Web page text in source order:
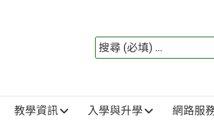
教學資訊 入學與升學 網路服